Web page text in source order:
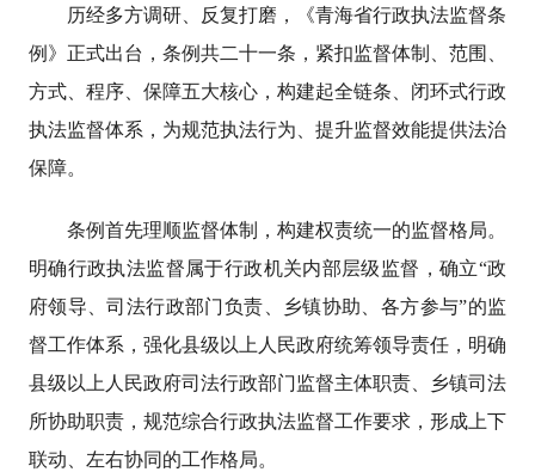
历经多方调研、反复打磨，《青海省行政执法监督条
例》正式出台，条例共二十一条，紧扣监督体制、范围、
方式、程序、保障五大核心，构建起全链条、闭环式行政
执法监督体系，为规范执法行为、提升监督效能提供法治
保障。
条例首先理顺监督体制，构建权责统一的监督格局。
明确行政执法监督属于行政机关内部层级监督，确立“政
府领导、司法行政部门负责、乡镇协助、各方参与”的监
督工作体系，强化县级以上人民政府统筹领导责任，明确
县级以上人民政府司法行政部门监督主体职责、乡镇司法
所协助职责，规范综合行政执法监督工作要求，形成上下
联动、左右协同的工作格局。